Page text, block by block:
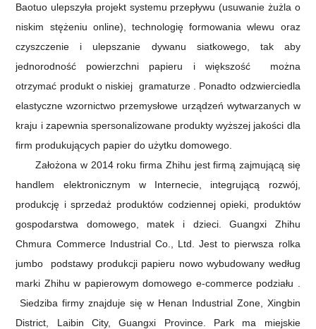
Baotuo ulepszyła projekt systemu przepływu (usuwanie żużla o
niskim stężeniu online), technologię formowania wlewu oraz
czyszczenie i ulepszanie dywanu siatkowego, tak aby
jednorodność powierzchni papieru i większość
można
otrzymać produkt o niskiej gramaturze
. Ponadto odzwierciedla
elastyczne wzornictwo przemysłowe urządzeń wytwarzanych w
kraju i zapewnia spersonalizowane produkty wyższej jakości dla
firm produkujących papier do użytku domowego.
Założona w 2014 roku firma Zhihu jest firmą zajmującą się
handlem elektronicznym w Internecie, integrującą rozwój,
produkcję i sprzedaż produktów codziennej opieki, produktów
gospodarstwa domowego, matek i dzieci. Guangxi Zhihu
Chmura Commerce Industrial Co., Ltd. Jest to pierwsza rolka
jumbo
podstawy produkcji papieru nowo wybudowany według
marki Zhihu w papierowym domowego e-commerce podziału
Siedziba firmy znajduje się w Henan Industrial Zone, Xingbin
District, Laibin City, Guangxi Province. Park ma miejskie